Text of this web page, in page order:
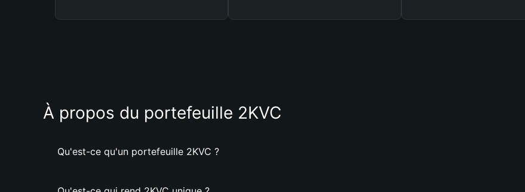
À propos du portefeuille 2KVC
Qu'est-ce qu'un portefeuille 2KVC ?